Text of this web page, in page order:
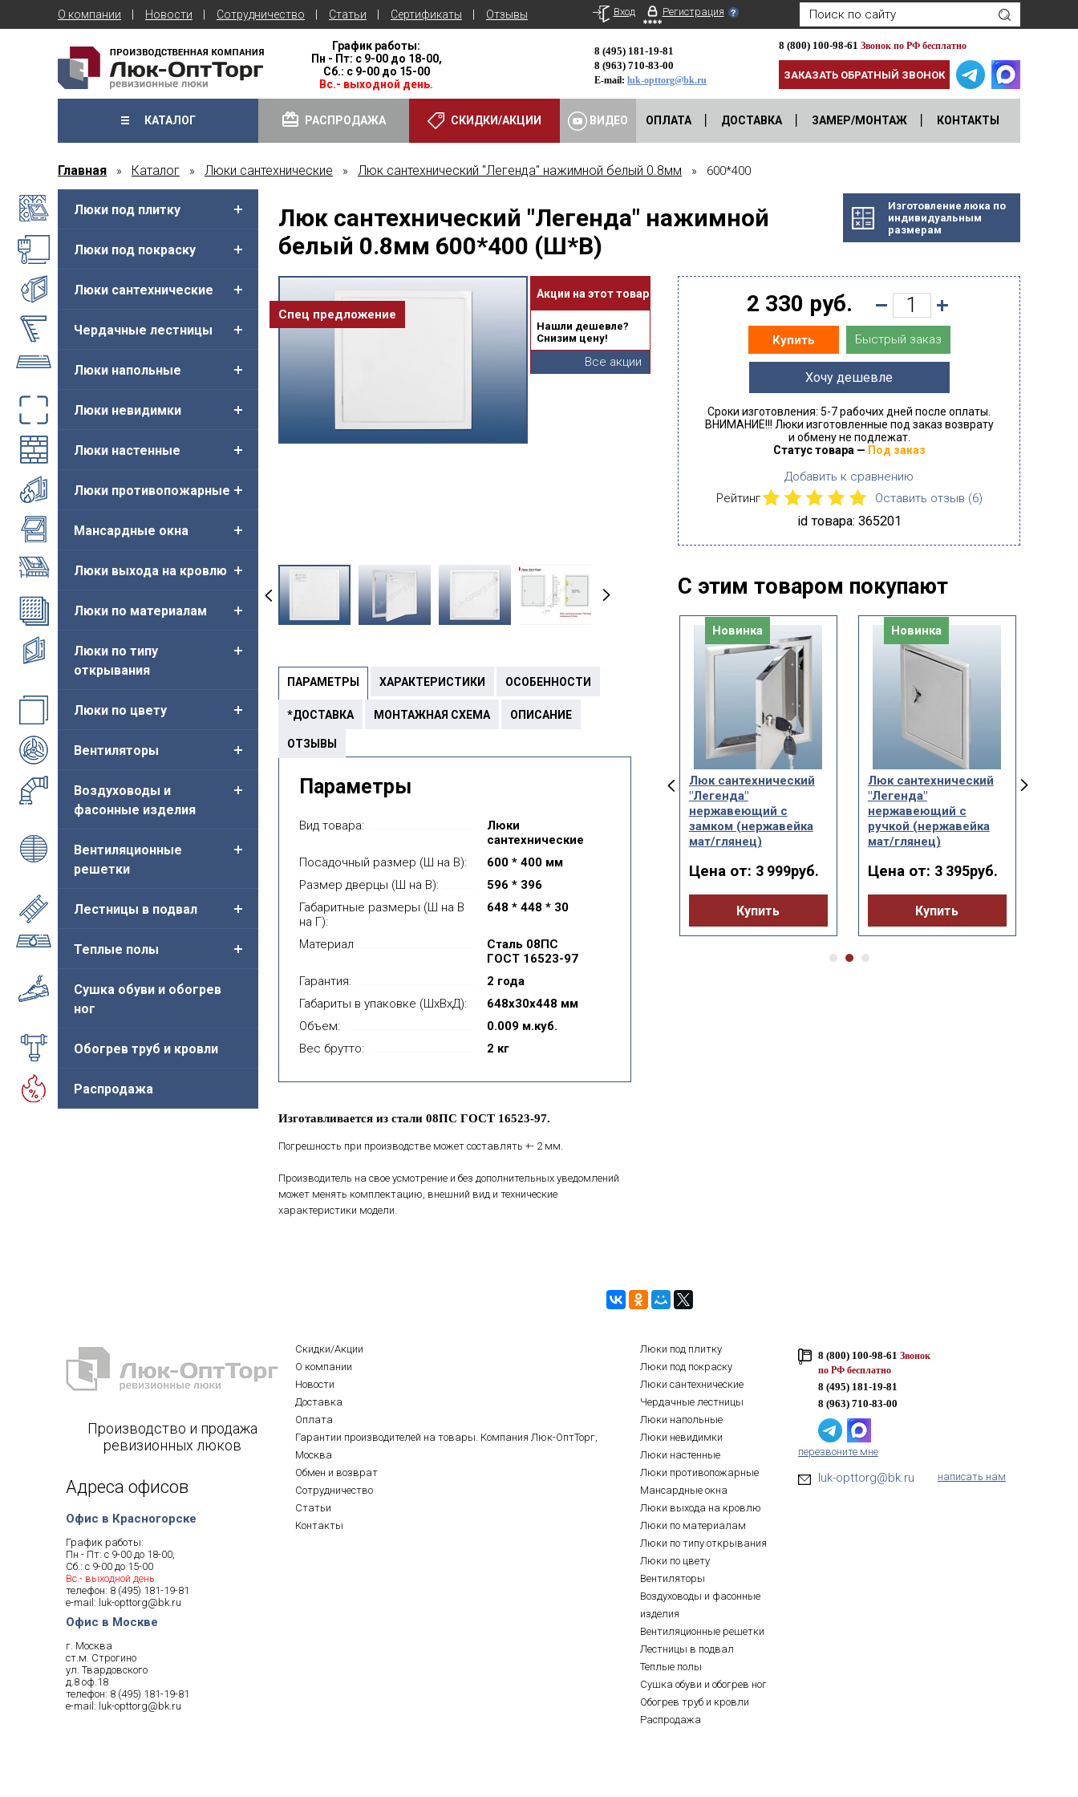
О компании Новости Сотрудничество Статьи Сертификаты Отзывы Вход Регистрация
График работы:
Пн - Пт: с 9-00 до 18-00,
Сб.: с 9-00 до 15-00
Вс.- выходной день.
8 (495) 181-19-81
8 (963) 710-83-00
E-mail:luk-opttorg@bk.ru
8 (800) 100-98-61 Звонок по РФ бесплатно
ЗАКАЗАТЬ ОБРАТНЫЙ ЗВОНОК
КАТАЛОГ РАСПРОДАЖА СКИДКИ/АКЦИИ ВИДЕО ОПЛАТА ДОСТАВКА ЗАМЕР/МОНТАЖ КОНТАКТЫ
Главная » Каталог » Люки сантехнические » Люк сантехнический "Легенда" нажимной белый 0.8мм » 600*400
Люки под плитку
Люки под покраску
Люки сантехнические
Чердачные лестницы
Люки напольные
Люки невидимки
Люки настенные
Люки противопожарные
Мансардные окна
Люки выхода на кровлю
Люки по материалам
Люки по типу
открывания
Люки по цвету
Вентиляторы
Воздуховоды и
фасонные изделия
Вентиляционные
решетки
Лестницы в подвал
Теплые полы
Сушка обуви и обогрев
ног
Обогрев труб и кровли
Распродажа
Изготовление люка по
индивидуальным
размерам
Люк сантехнический "Легенда" нажимной
белый 0.8мм 600*400 (Ш*В)
Спец предложение
ПАРАМЕТРЫ ХАРАКТЕРИСТИКИ ОСОБЕННОСТИ
*ДОСТАВКА МОНТАЖНАЯ СХЕМА ОПИСАНИЕ
ОТЗЫВЫ
Параметры
Вид товара:
Люки
сантехнические
Посадочный размер (Ш на В):
600 * 400 мм
Размер дверцы (Ш на В):
596 * 396
Габаритные размеры (Ш на В
на Г):
648 * 448 * 30
Материал
Сталь 08ПС
ГОСТ 16523-97
Гарантия:
2 года
Габариты в упаковке (ШхВхД):
648x30x448 мм
Объем:
0.009 м.куб.
Вес брутто:
2 кг
Изготавливается из стали 08ПС ГОСТ 16523-97.
Погрешность при производстве может составлять +- 2 мм.
Производитель на свое усмотрение и без дополнительных уведомлений
может менять комплектацию, внешний вид и технические
характеристики модели.
Акции на этот товар
Нашли дешевле?
Снизим цену!
Все акции
2 330 руб.
Купить Быстрый заказ
Хочу дешевле
Сроки изготовления: 5-7 рабочих дней после оплаты.
ВНИМАНИЕ!!! Люки изготовленные под заказ возврату
и обмену не подлежат.
Статус товара — Под заказ
Добавить к сравнению
Рейтинг
Оставить отзыв (6)
id товара: 365201
С этим товаром покупают
на магните
от:334руб.
"Легенда" с замком
белый 0.8мм
Люк сантехнический
на магните "Легенда"
Купить
(нержавейка мат/
глянец)
Цена от:
Купить
Новинка
Люк сантехнический
"Легенда"
нержавеющий с
замком (нержавейка
мат/глянец)
Цена от: 3 999руб.
Купить
Новинка
Люк сантехнический
"Легенда"
нержавеющий с
ручкой (нержавейка
мат/глянец)
Цена от: 3 395руб.
Купить
Производство и продажа
ревизионных люков
Адреса офисов
Офис в Красногорске
График работы:
Пн - Пт: с 9-00 до 18-00,
Сб.: с 9-00 до 15-00
Вс.- выходной день.
телефон: 8 (495) 181-19-81
e-mail: luk-opttorg@bk.ru
Офис в Москве
г. Москва
ст.м. Строгино
ул. Твардовского
д.8 оф.18
телефон: 8 (495) 181-19-81
e-mail: luk-opttorg@bk.ru
Скидки/Акции
О компании
Новости
Доставка
Оплата
Гарантии производителей на товары. Компания Люк-ОптТорг,
Москва
Обмен и возврат
Сотрудничество
Статьи
Контакты
Люки под плитку
Люки под покраску
Люки сантехнические
Чердачные лестницы
Люки напольные
Люки невидимки
Люки настенные
Люки противопожарные
Мансардные окна
Люки выхода на кровлю
Люки по материалам
Люки по типу открывания
Люки по цвету
Вентиляторы
Воздуховоды и фасонные
изделия
Вентиляционные решетки
Лестницы в подвал
Теплые полы
Сушка обуви и обогрев ног
Обогрев труб и кровли
Распродажа
8 (800) 100-98-61 Звонок
по РФ бесплатно
8 (495) 181-19-81
8 (963) 710-83-00
перезвоните мне
luk-opttorg@bk.ru написать нам